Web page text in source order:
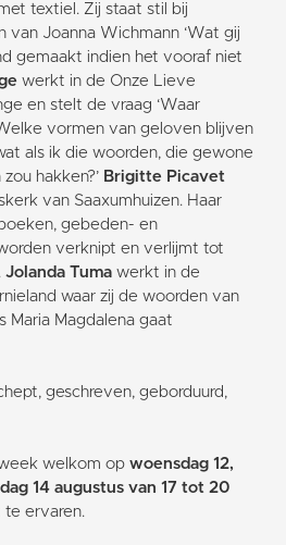
textiel. Zij staat stil bij
van Joanna Wichmann ‘Wat gij
gemaakt indien het vooraf niet
werkt in de Onze Lieve
en stelt de vraag ‘Waar
vormen van geloven blijven
als ik die woorden, die gewone
hakken?’ Brigitte Picavet
van Saaxumhuizen. Haar
gebeden- en
verknipt en verlijmt tot
Jolanda Tuma werkt in de
waar zij de woorden van
Maria Magdalena gaat
geschreven, geborduurd,
welkom op woensdag 12,
14 augustus van 17 tot 20
te ervaren.